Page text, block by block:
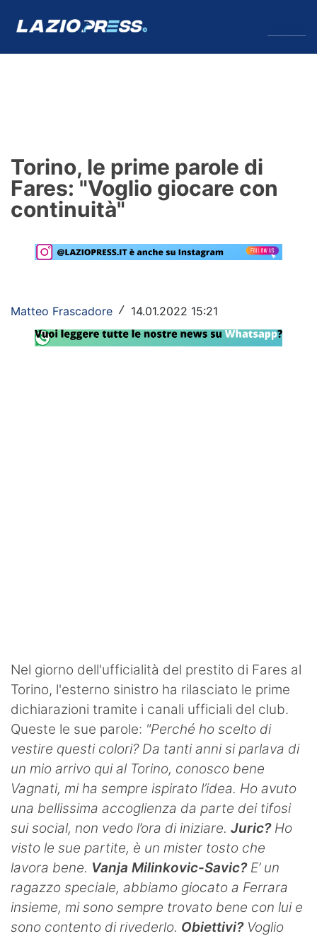
Formello
Infortuni
Primavera
Lazio Women
Rassegna Lazio
Contatti
Torino, le prime parole di
Fares: "Voglio giocare con
continuità"
Matteo Frascadore / 14.01.2022 15:21
Nel giorno dell'ufficialità del prestito di Fares al
Torino, l'esterno sinistro ha rilasciato le prime
dichiarazioni tramite i canali ufficiali del club.
Queste le sue parole: "Perché ho scelto di
vestire questi colori? Da tanti anni si parlava di
un mio arrivo qui al Torino, conosco bene
Vagnati, mi ha sempre ispirato l’idea. Ho avuto
una bellissima accoglienza da parte dei tifosi
sui social, non vedo l’ora di iniziare. Juric?Ho
visto le sue partite, è un mister tosto che
lavora bene. Vanja Milinkovic-Savic? E’ un
ragazzo speciale, abbiamo giocato a Ferrara
insieme, mi sono sempre trovato bene con lui e
sono contento di rivederlo. Obiettivi? Voglio